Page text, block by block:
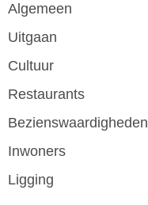
Algemeen
Uitgaan
Cultuur
Restaurants
Bezienswaardigheden
Inwoners
Ligging